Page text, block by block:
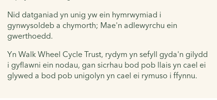
Nid datganiad yn unig yw ein hymrwymiad i
gynwysoldeb a chymorth; Mae'n adlewyrchu ein
gwerthoedd.
Yn Walk Wheel Cycle Trust, rydym yn sefyll gyda'n gilydd
i gyflawni ein nodau, gan sicrhau bod pob llais yn cael ei
glywed a bod pob unigolyn yn cael ei rymuso i ffynnu.